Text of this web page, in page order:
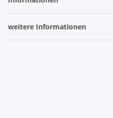
weitere Informationen